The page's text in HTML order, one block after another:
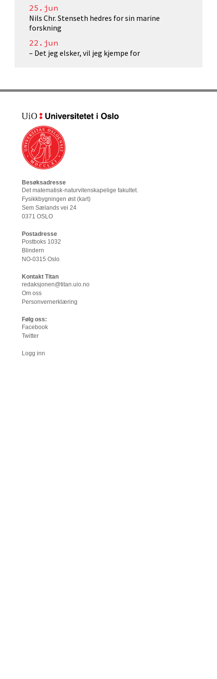
25.jun
Nils Chr. Stenseth hedres for sin marine
forskning
22.jun
– Det jeg elsker, vil jeg kjempe for
Besøksadresse
Det matematisk-naturvitenskapelige fakultet.
Fysikkbygningen øst (kart)
Sem Sælands vei 24
0371 OSLO
Postadresse
Postboks 1032
Blindern
NO-0315 Oslo
Kontakt Titan
redaksjonen@titan.uio.no
Om oss
Personvernerklæring
Følg oss:
Facebook
Twitter
Logg inn